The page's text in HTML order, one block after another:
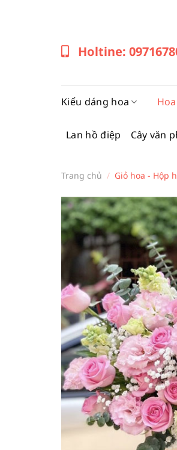
Holtine:
Kiểu dáng hoa
Lan hồ điệp Cây văn
Trang chủ / Giỏ hoa - Hộp